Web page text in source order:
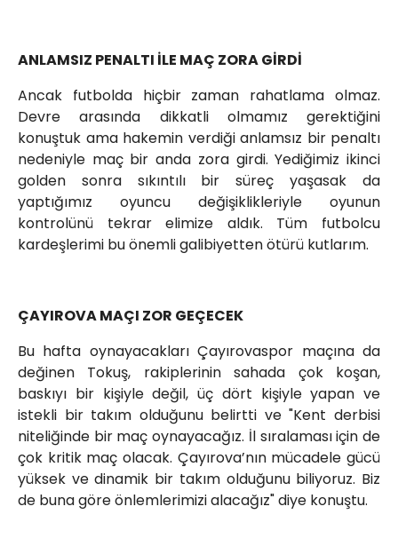
ANLAMSIZ PENALTI İLE MAÇ ZORA GİRDİ
Ancak futbolda hiçbir zaman rahatlama olmaz.
Devre arasında dikkatli olmamız gerektiğini
konuştuk ama hakemin verdiği anlamsız bir penaltı
nedeniyle maç bir anda zora girdi. Yediğimiz ikinci
golden sonra sıkıntılı bir süreç yaşasak da
yaptığımız oyuncu değişiklikleriyle oyunun
kontrolünü tekrar elimize aldık. Tüm futbolcu
kardeşlerimi bu önemli galibiyetten ötürü kutlarım.
ÇAYIROVA MAÇI ZOR GEÇECEK
Bu hafta oynayacakları Çayırovaspor maçına da
değinen Tokuş, rakiplerinin sahada çok koşan,
baskıyı bir kişiyle değil, üç dört kişiyle yapan ve
istekli bir takım olduğunu belirtti ve "Kent derbisi
niteliğinde bir maç oynayacağız. İl sıralaması için de
çok kritik maç olacak. Çayırova’nın mücadele gücü
yüksek ve dinamik bir takım olduğunu biliyoruz. Biz
de buna göre önlemlerimizi alacağız" diye konuştu.